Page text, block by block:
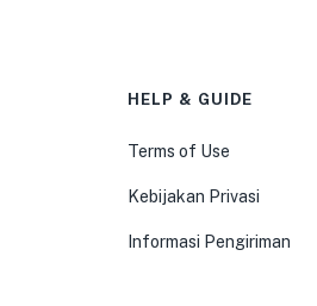
HELP & GUIDE
Terms of Use
Kebijakan Privasi
Informasi Pengiriman